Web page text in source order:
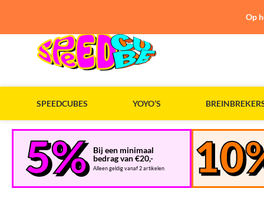
SPEEDCUBES YOYO’S
Bij een minimaal
bedrag van €20,-
Alleen geldig vanaf 2 artikelen
Op